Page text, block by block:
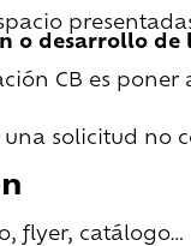
o desarrollo de
CB es
una solicitud
flyer, catálogo…